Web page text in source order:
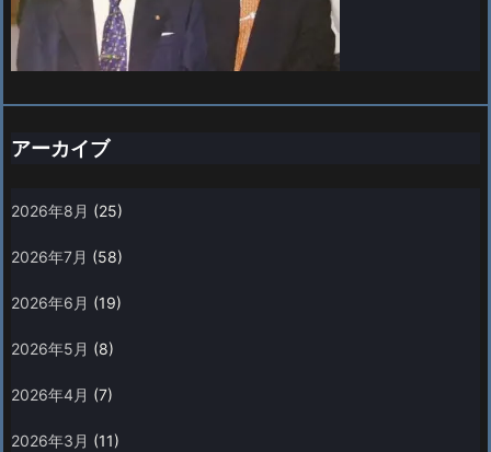
アーカイブ
2026年8月 (25)
2026年7月 (58)
2026年6月 (19)
2026年5月 (8)
2026年4月 (7)
2026年3月 (11)